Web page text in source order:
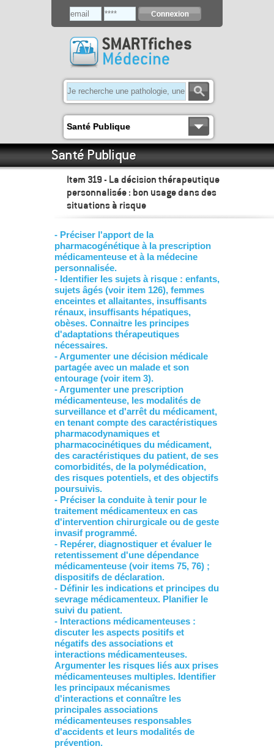
Santé Publique
Santé Publique
Item 319 - La décision thérapeutique
personnalisée : bon usage dans des
situations à risque
- Préciser l'apport de la
pharmacogénétique à la prescription
médicamenteuse et à la médecine
personnalisée.
- Identifier les sujets à risque : enfants,
sujets âgés (voir item 126), femmes
enceintes et allaitantes, insuffisants
rénaux, insuffisants hépatiques,
obèses. Connaitre les principes
d'adaptations thérapeutiques
nécessaires.
- Argumenter une décision médicale
partagée avec un malade et son
entourage (voir item 3).
- Argumenter une prescription
médicamenteuse, les modalités de
surveillance et d'arrêt du médicament,
en tenant compte des caractéristiques
pharmacodynamiques et
pharmacocinétiques du médicament,
des caractéristiques du patient, de ses
comorbidités, de la polymédication,
des risques potentiels, et des objectifs
poursuivis.
- Préciser la conduite à tenir pour le
traitement médicamenteux en cas
d'intervention chirurgicale ou de geste
invasif programmé.
- Repérer, diagnostiquer et évaluer le
retentissement d'une dépendance
médicamenteuse (voir items 75, 76) ;
dispositifs de déclaration.
- Définir les indications et principes du
sevrage médicamenteux. Planifier le
suivi du patient.
- Interactions médicamenteuses :
discuter les aspects positifs et
négatifs des associations et
interactions médicamenteuses.
Argumenter les risques liés aux prises
médicamenteuses multiples. Identifier
les principaux mécanismes
d'interactions et connaître les
principales associations
médicamenteuses responsables
d'accidents et leurs modalités de
prévention.